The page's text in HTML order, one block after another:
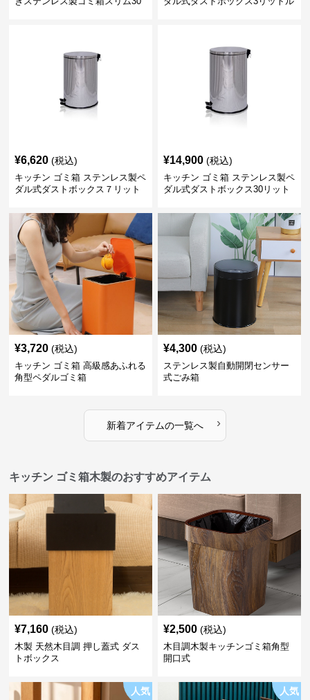
¥6,620 (税込)
キッチン ゴミ箱 ステンレス製ペ
ダル式ダストボックス７リット
¥14,900 (税込)
キッチン ゴミ箱 ステンレス製ペ
ダル式ダストボックス30リット
¥3,720 (税込)
キッチン ゴミ箱 高級感あふれる
角型ペダルゴミ箱
¥4,300 (税込)
ステンレス製自動開閉センサー
式ごみ箱
新着アイテムの一覧へ ›
キッチン ゴミ箱木製のおすすめアイテム
¥7,160 (税込)
木製 天然木目調 押し蓋式 ダス
トボックス
¥2,500 (税込)
木目調木製キッチンゴミ箱角型
開口式
人気 人気